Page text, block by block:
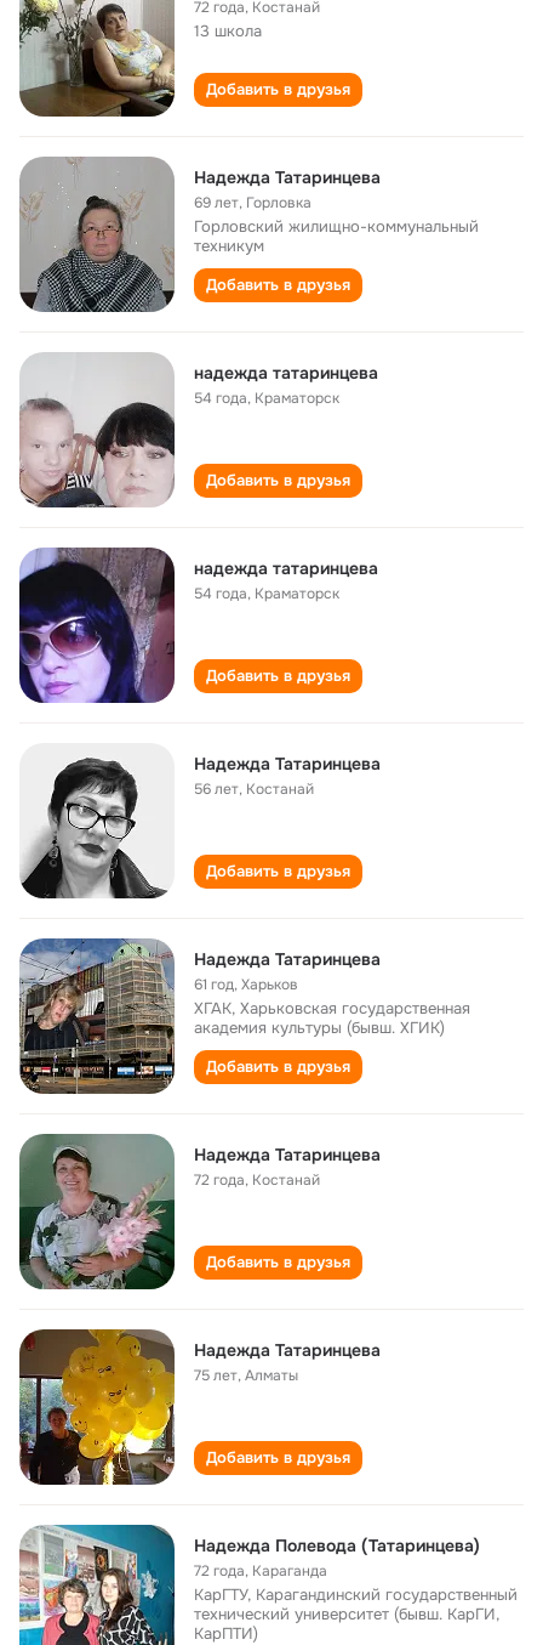
72 года, Костанай
13 школа
Добавить в друзья
Надежда Татаринцева
69 лет, Горловка
Горловский жилищно-коммунальный
техникум
Добавить в друзья
надежда татаринцева
54 года, Краматорск
Добавить в друзья
надежда татаринцева
54 года, Краматорск
Добавить в друзья
Надежда Татаринцева
56 лет, Костанай
Добавить в друзья
Надежда Татаринцева
61 год,Харьков
ХГАК, Харьковская государственная
академия культуры (бывш. ХГИК)
Добавить в друзья
Надежда Татаринцева
72 года, Костанай
Добавить в друзья
Надежда Татаринцева
75 лет,Aлматы
Добавить в друзья
Надежда Полевода (Татаринцева)
72 года, Караганда
КарГТУ, Карагандинский государственный
технический университет (бывш. КарГИ,
КарПТИ)